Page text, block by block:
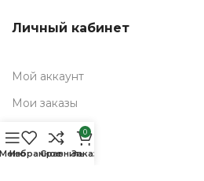
Личный кабинет
Мой аккаунт
Мои заказы
Полезное
Меню
ИзбранноеСравнить
0
позиций
Заказ